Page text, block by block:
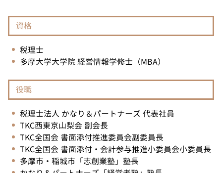
資格
税理士
多摩大学大学院 経営情報学修士（MBA）
役職
税理士法人 かなり＆パートナーズ 代表社員
TKC西東京山梨会 副会長
TKC全国会 書面添付推進委員会副委員長
TKC全国会 書面添付・会計参与推進小委員会小委員長
多摩市・稲城市「志創業塾」塾長